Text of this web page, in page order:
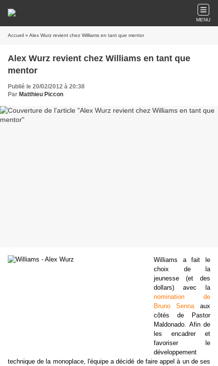
MENU
Accueil » Alex Wurz revient chez Williams en tant que mentor
Alex Wurz revient chez Williams en tant que
mentor
Publié le 20/02/2012 à 20:38
Par Matthieu Piccon
Williams a fait le
choix de la
jeunesse (et des
dollars) avec la
nomination de
Bruno Sennaaux
côtés de Pastor
Maldonado. Afin de
les encadrer et
favoriser le
développement
technique de la monoplace, l'équipe a décidé de faire appel à un de ses